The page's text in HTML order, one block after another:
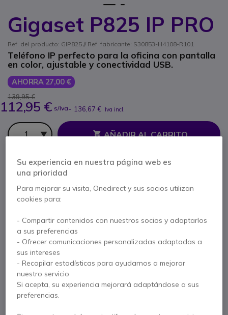
Gigaset P825 IP PRO
Ref. del producto: GIP825 // Ref. fabricante: S30853-H4108-R101
Teléfono IP perfecto para la oficina con pantalla
en color, ajustable y conectividad USB.
AHORRA 27,00 €
139,95 €
112,95 € s/Iva- 136,67 € Iva incl.
Cantidad
AÑADIR AL CARRITO
PRESUPUESTO EN 4 H
No está disponible
17 productos en stock plataforma
2 años de garantíadel fabricante
Paga en 3 pagos de
Saltar al comienzo de la galería de imágenes
Su experiencia en nuestra página web es
una prioridad
Para mejorar su visita, Onedirect y sus socios utilizan
cookies para:
- Compartir contenidos con nuestros socios y adaptarlos
a sus preferencias
- Ofrecer comunicaciones personalizadas adaptadas a
sus intereses
- Recopilar estadísticas para ayudarnos a mejorar
nuestro servicio
Si acepta, su experiencia mejorará adaptándose a sus
preferencias.